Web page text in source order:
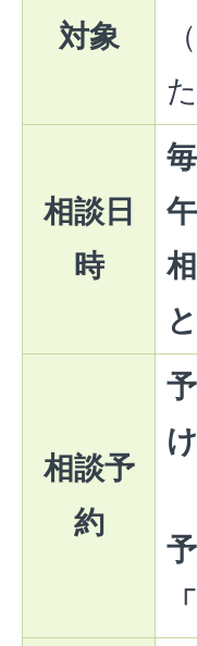
対象
相談日
時
相談予
約